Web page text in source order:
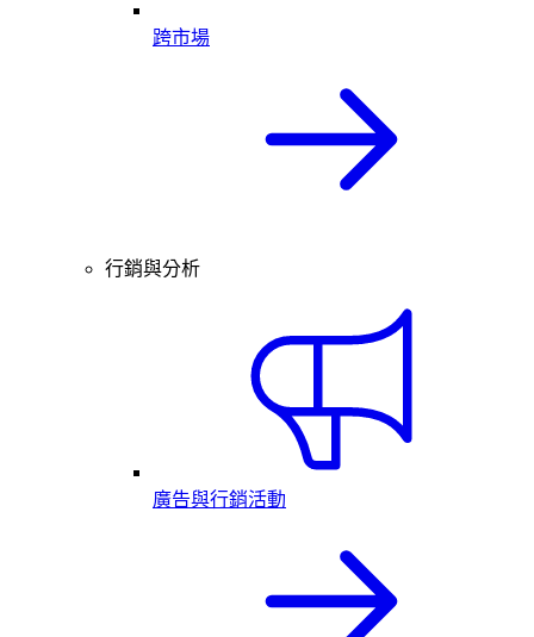
跨市場
行銷與分析
廣告與行銷活動